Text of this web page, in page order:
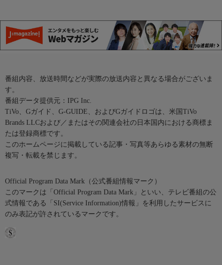
番組内容、放送時間などが実際の放送内容と異なる場合がございま
す。
番組データ提供元：IPG Inc.
TiVo、Gガイド、G-GUIDE、およびGガイドロゴは、米国TiVo
Brands LLCおよび／またはその関連会社の日本国内における商標ま
たは登録商標です。
このホームページに掲載している記事・写真等あらゆる素材の無断
複写・転載を禁じます。
Official Program Data Mark（公式番組情報マーク）
このマークは「Official Program Data Mark」といい、テレビ番組の公
式情報である「SI(Service Information)情報」を利用したサービスに
のみ表記が許されているマークです。